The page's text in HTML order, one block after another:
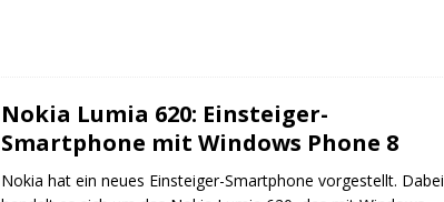
Nokia Lumia 620: Einsteiger-
Smartphone mit Windows Phone 8
Nokia hat ein neues Einsteiger-Smartphone vorgestellt. Dabei